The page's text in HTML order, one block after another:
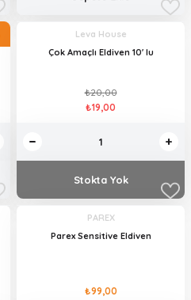
Leva House
Çok Amaçlı Eldiven 10' lu
₺20,00
₺19,00
Stokta Yok
PAREX
Parex Sensitive Eldiven
₺99,00